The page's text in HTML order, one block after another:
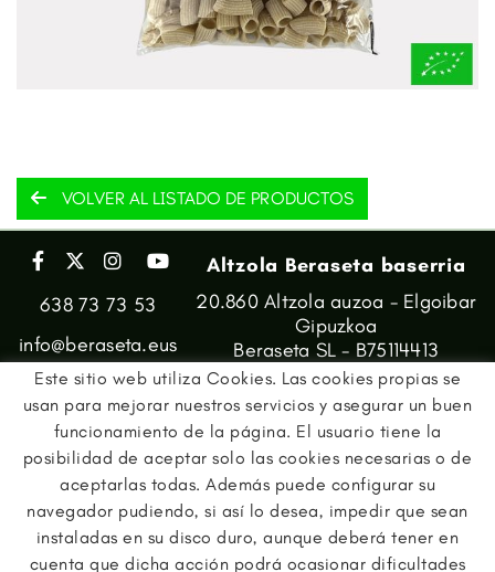
VOLVER AL LISTADO DE PRODUCTOS
638 73 73 53
info@beraseta.eus
Altzola Beraseta baserria
20.860 Altzola auzoa - Elgoibar
Gipuzkoa
Beraseta SL - B75114413
Este sitio web utiliza Cookies. Las cookies propias se
usan para mejorar nuestros servicios y asegurar un buen
funcionamiento de la página. El usuario tiene la
posibilidad de aceptar solo las cookies necesarias o de
aceptarlas todas. Además puede configurar su
navegador pudiendo, si así lo desea, impedir que sean
instaladas en su disco duro, aunque deberá tener en
cuenta que dicha acción podrá ocasionar dificultades